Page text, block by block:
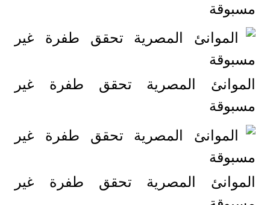
مسبوقة
الموانئ المصرية تحقق طفرة غير
مسبوقة
الموانئ المصرية تحقق طفرة غير